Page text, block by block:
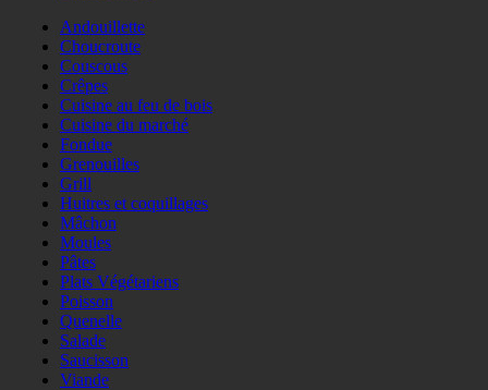
Andouillette
Choucroute
Couscous
Crêpes
Cuisine au feu de bois
Cuisine du marché
Fondue
Grenouilles
Grill
Huitres et coquillages
Mâchon
Moules
Pâtes
Plats Végétariens
Poisson
Quenelle
Salade
Saucisson
Viande